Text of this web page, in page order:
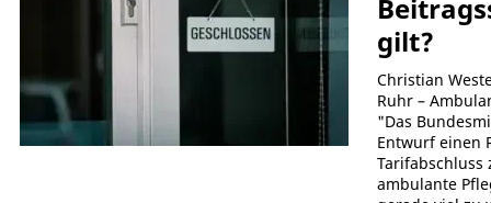
gilt?
Christian
Ruhr –
"Das
Entwurf einen
ambulante